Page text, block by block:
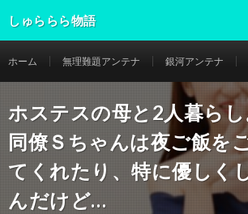
しゅららら物語
ホーム 無理難題アンテナ 銀河アンテナ
ホステスの母と2人暮ら
同僚Ｓちゃんは夜ご飯を
てくれたり、特に優しく
んだけど…